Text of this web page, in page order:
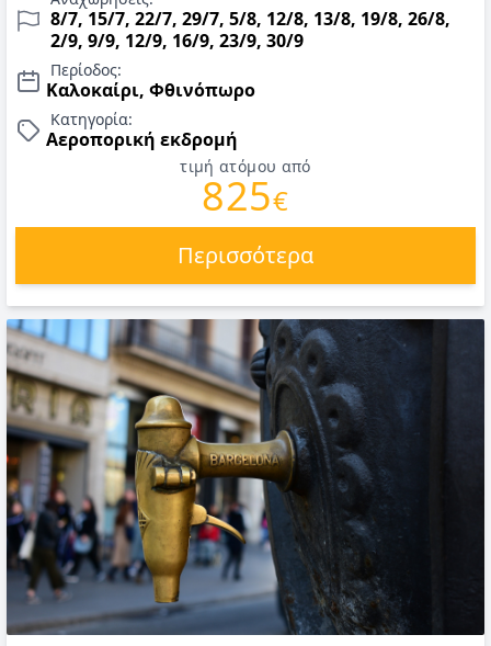
ελληνόφωνος ξεναγός. Τιμές για Καλοκαίρι & Σεπτέμβριος
2026.8/7, 15/7, 22/7, 29/7, 5/8, 12/8, 13/8, 19/8, 26/8,
2/9, 9/9, 12/9, 16/9, 23/9, 30/9
Περίοδος:
Καλοκαίρι, Φθινόπωρο
Κατηγορία:
Αεροπορική εκδρομή
τιμή ατόμου από
825€
Περισσότερα